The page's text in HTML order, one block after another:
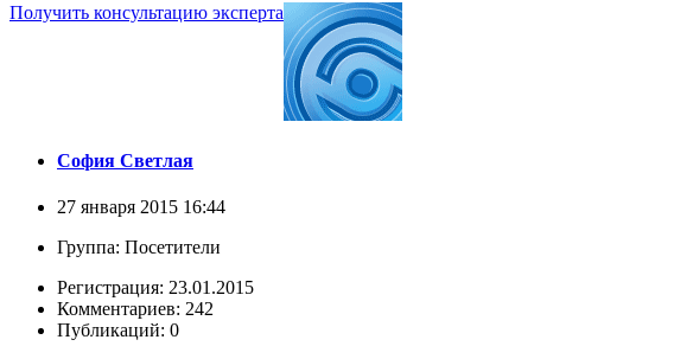
Получить консультацию эксперта
София Светлая
27 января 2015 16:44
Группа: Посетители
Регистрация: 23.01.2015
Комментариев: 242
Публикаций: 0